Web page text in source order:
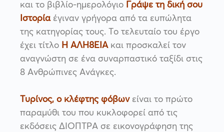
και το βιβλίο-ημερολόγιο Γράψε τη δική σου
Ιστορία έγιναν γρήγορα από τα ευπώλητα
της κατηγορίας τους. Το τελευταίο του έργο
έχει τίτλο Η ΑΛΗ8ΕΙΑ και προσκαλεί τον
αναγνώστη σε ένα συναρπαστικό ταξίδι στις
8 Ανθρώπινες Ανάγκες.
Τυρίνος, ο κλέφτης φόβων είναι το πρώτο
παραμύθι του που κυκλοφορεί από τις
εκδόσεις ΔΙΟΠΤΡΑ σε εικονογράφηση της